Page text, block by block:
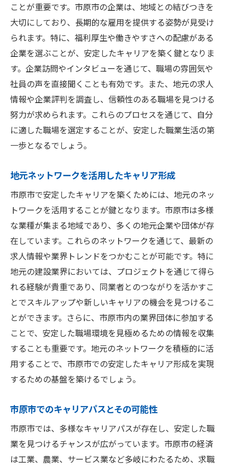
ことが重要です。市原市の企業は、地域との結びつきを
大切にしており、長期的な雇用を提供する姿勢が見受け
られます。特に、福利厚生や働きやすさへの配慮がある
企業を選ぶことが、安定したキャリアを築く鍵となりま
す。企業訪問やインタビューを通じて、職場の雰囲気や
社員の声を直接聞くことも有効です。また、地元の求人
情報や企業評判を調査し、信頼性のある職場を見つける
努力が求められます。これらのプロセスを通じて、自分
に適した職場を選定することが、安定した職業生活の第
一歩となるでしょう。
地元ネットワークを活用したキャリア形成
市原市で安定したキャリアを築くためには、地元のネッ
トワークを活用することが鍵となります。市原市は多様
な業種が集まる地域であり、多くの地元企業や団体が存
在しています。これらのネットワークを通じて、最新の
求人情報や業界トレンドをつかむことが可能です。特に
地元の建設業界においては、プロジェクトを通じて得ら
れる経験が貴重であり、同業者とのつながりを活かすこ
とでスキルアップや新しいキャリアの機会を見つけるこ
とができます。さらに、市原市内の業界団体に参加する
ことで、安定した職場環境を見極めるための情報を収集
することも重要です。地元のネットワークを積極的に活
用することで、市原市での安定したキャリア形成を実現
するための基盤を築けるでしょう。
市原市でのキャリアパスとその可能性
市原市では、多様なキャリアパスが存在し、安定した職
業を見つけるチャンスが広がっています。市原市の経済
は工業、農業、サービス業など多岐にわたるため、求職